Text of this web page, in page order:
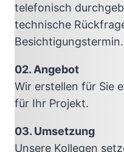
telefonisch
technische
Besichtigungstermin.
02. Angebot
Wir erstellen für Sie
für Ihr Projekt.
03. Umsetzung
Unsere Kollegen